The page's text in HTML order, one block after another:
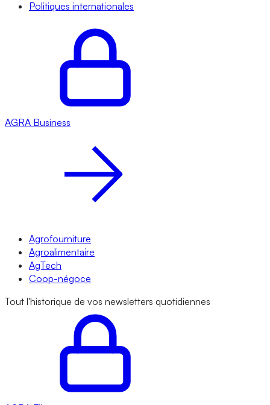
Politiques internationales
AGRA Business
Agrofourniture
Agroalimentaire
AgTech
Coop-négoce
Tout l'historique de vos newsletters quotidiennes